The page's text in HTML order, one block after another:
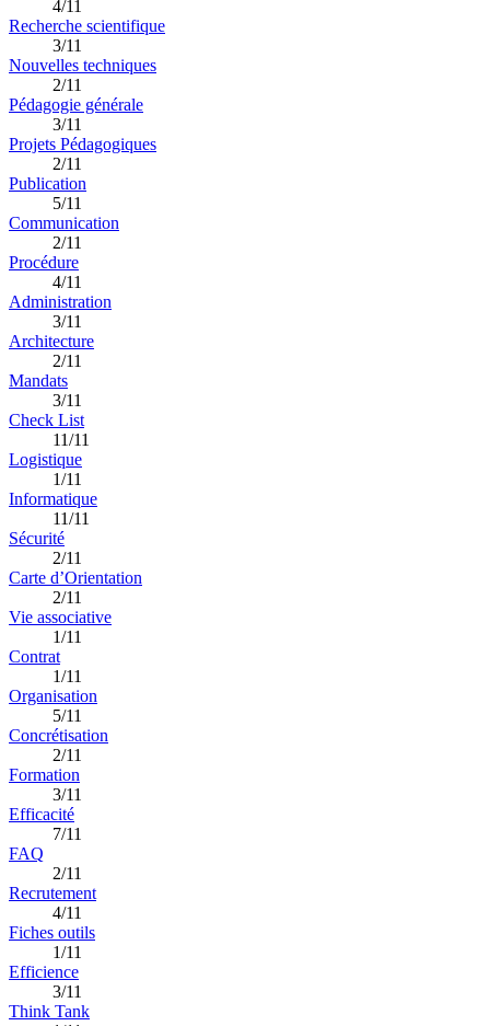
4/11
Recherche scientifique
3/11
Nouvelles techniques
2/11
Pédagogie générale
3/11
Projets Pédagogiques
2/11
Publication
5/11
Communication
2/11
Procédure
4/11
Administration
3/11
Architecture
2/11
Mandats
3/11
Check List
11/11
Logistique
1/11
Informatique
11/11
Sécurité
2/11
Carte d’Orientation
2/11
Vie associative
1/11
Contrat
1/11
Organisation
5/11
Concrétisation
2/11
Formation
3/11
Efficacité
7/11
FAQ
2/11
Recrutement
4/11
Fiches outils
1/11
Efficience
3/11
Think Tank